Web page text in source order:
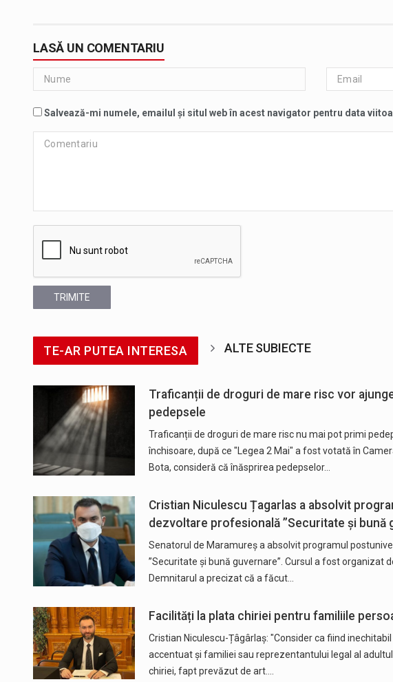
LASĂ UN COMENTARIU
Salvează-mi numele, emailul și situl web în acest navigator pentru data
TRIMITE
TE-AR PUTEA INTERESA ALTE SUBIECTE
Traficanții de droguri de mare risc vor
pedepsele
Traficanții de droguri de mare risc nu mai pot primi
închisoare, după ce "Legea 2 Mai" a fost votată în
Bota, consideră că înăsprirea pedepselor…
Cristian Niculescu Țagarlas a absolvit
dezvoltare profesională ”Securitate și bună
Senatorul de Maramureș a absolvit programul
”Securitate și bună guvernare”. Cursul a fost organizat
Demnitarul a precizat că a făcut…
Facilități la plata chiriei pentru familiile
Cristian Niculescu-Țâgârlaș: "Consider ca fiind
accentuat și familiei sau reprezentantului legal al
chiriei, fapt prevăzut de art.…